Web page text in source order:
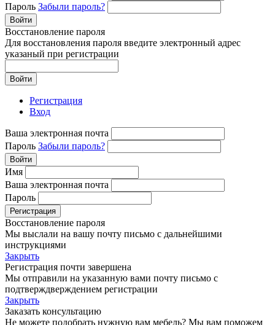
Пароль Забыли пароль?
Войти
Восстановление пароля
Для восстановления пароля введите электронный адрес
указаный при регистрации
Войти
Регистрация
Вход
Ваша электронная почта
Пароль Забыли пароль?
Войти
Имя
Ваша электронная почта
Пароль
Регистрация
Восстановление пароля
Мы выслали на вашу почту письмо с дальнейшими
инструкциями
Закрыть
Регистрация почти завершена
Мы отправили на указанную вами почту письмо с
подтверждверждением регистрации
Закрыть
Заказать консультацию
Не можете подобрать нужную вам мебель? Мы вам поможем